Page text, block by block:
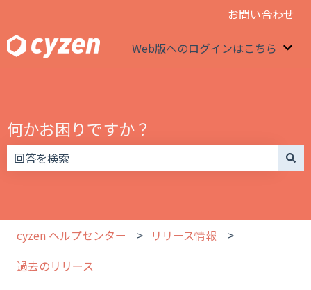
お問い合わせ
Web版へのログインはこちら
何かお困りですか？
cyzen ヘルプセンター
リリース情報
過去のリリース